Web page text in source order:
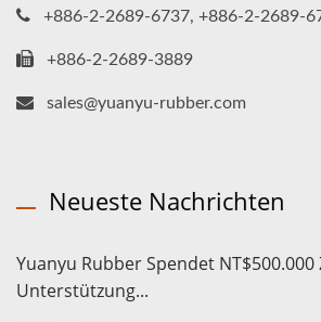
+886-2-2689-6737, +886-2-2689-
+886-2-2689-3889
sales@yuanyu-rubber.com
Neueste Nachrichten
Yuanyu Rubber Spendet NT$500.000
Unterstützung...